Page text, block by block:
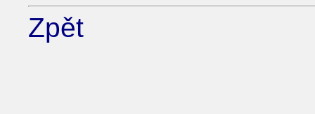
Zpět